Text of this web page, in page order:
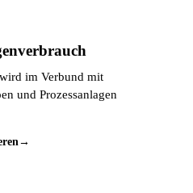
im Verbund mit
und Prozessanlagen
→